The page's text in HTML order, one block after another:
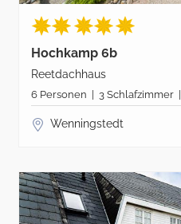
Hochkamp 6b
Reetdachhaus
6 Personen | 3 Schlafzimmer
Wenningstedt